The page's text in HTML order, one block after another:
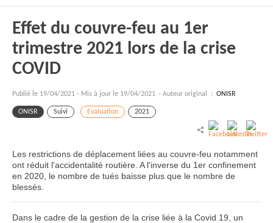
Effet du couvre-feu au 1er
trimestre 2021 lors de la crise
COVID
Publié le 19/04/2021 - Mis à jour le 19/04/2021 - Auteur original : ONISR
ONISR Suivi Evaluation 2021
Les restrictions de déplacement liées au couvre-feu notamment
ont réduit l'accidentalité routière. A l'inverse du 1er confinement
en 2020, le nombre de tués baisse plus que le nombre de
blessés.
Dans le cadre de la gestion de la crise liée à la Covid 19, un